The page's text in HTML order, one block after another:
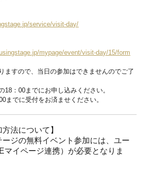
service/visit-day/
mypage/event/visit-day/15/form
ますので、当日の参加はできませんのでご了
18：00までにお申し込みください。
までに受付をお済ませください。
方法について】
ジの無料イベント参加には、ユー
マイページ連携）が必要となりま